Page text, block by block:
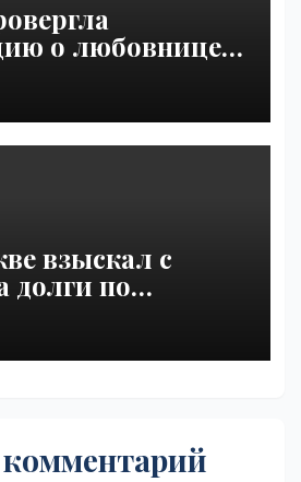
о любовнице
VseTime.ru
взыскал с
долги по
платежам |